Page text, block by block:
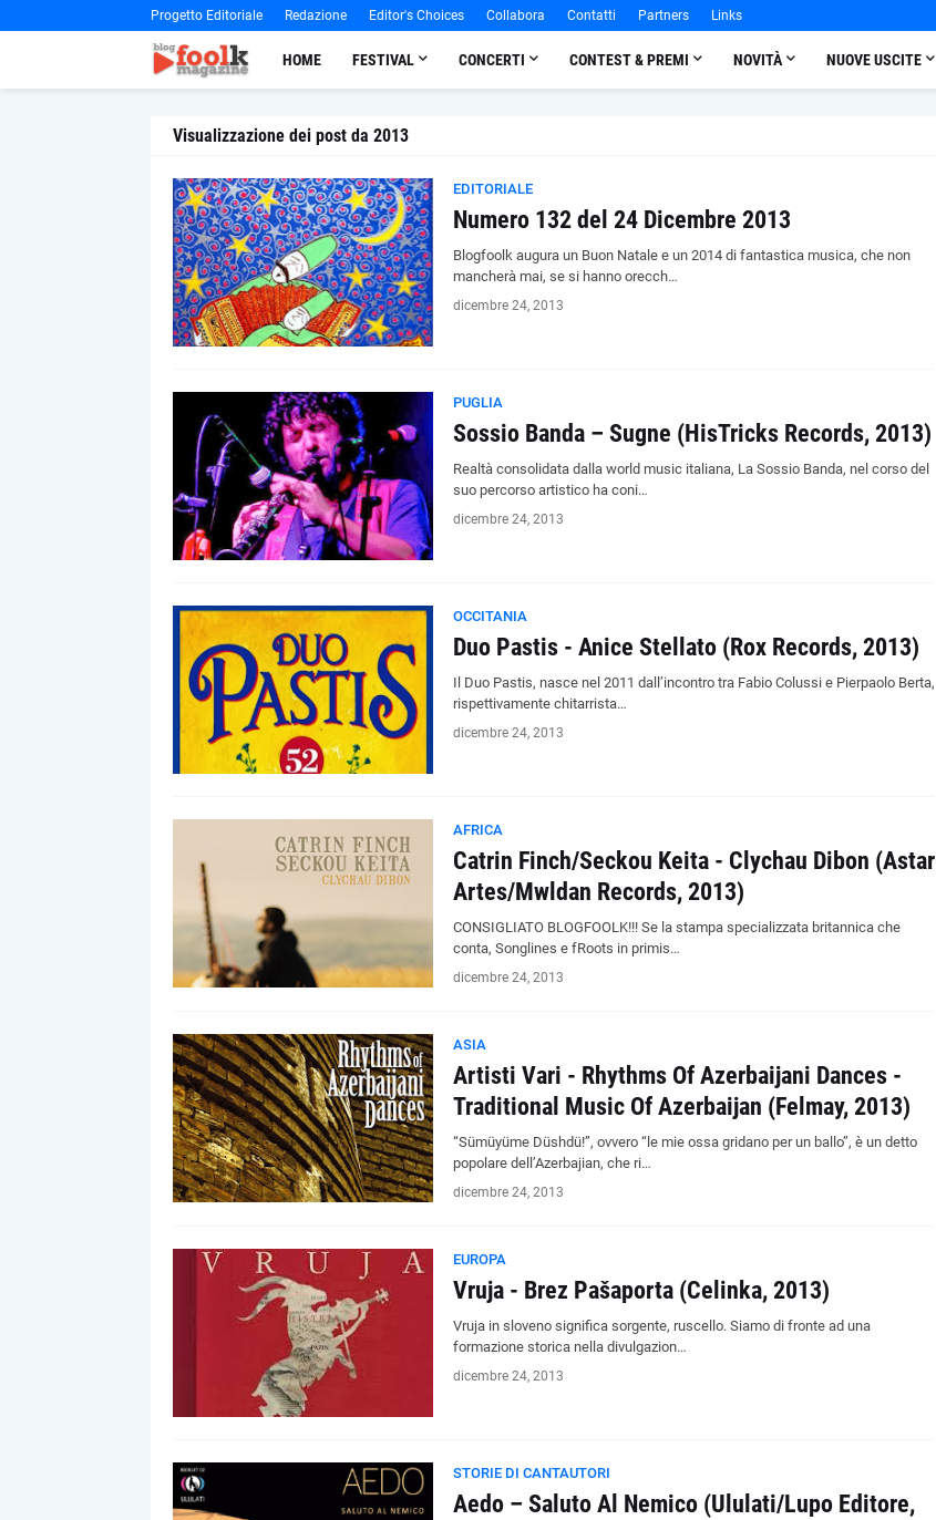
Progetto Editoriale Redazione Editor's Choices Collabora Contatti Partners Links
HOME FESTIVAL CONCERTI CONTEST & PREMI NOVITÀ NUOVE USCITE
Visualizzazione dei post da 2013
EDITORIALE
Numero 132 del 24 Dicembre 2013
Blogfoolk augura un Buon Natale e un 2014 di fantastica musica, che non
mancherà mai, se si hanno orecch…
dicembre 24, 2013
PUGLIA
Sossio Banda – Sugne (HisTricks Records, 2013)
Realtà consolidata dalla world music italiana, La Sossio Banda, nel corso del
suo percorso artistico ha coni…
dicembre 24, 2013
OCCITANIA
Duo Pastis - Anice Stellato (Rox Records, 2013)
Il Duo Pastis, nasce nel 2011 dall’incontro tra Fabio Colussi e Pierpaolo Berta,
rispettivamente chitarrista…
dicembre 24, 2013
AFRICA
Catrin Finch/Seckou Keita - Clychau Dibon (Astar
Artes/Mwldan Records, 2013)
CONSIGLIATO BLOGFOOLK!!! Se la stampa specializzata britannica che
conta, Songlines e fRoots in primis…
dicembre 24, 2013
ASIA
Artisti Vari - Rhythms Of Azerbaijani Dances -
Traditional Music Of Azerbaijan (Felmay, 2013)
“Sümüyüme Düshdü!”, ovvero “le mie ossa gridano per un ballo”, è un detto
popolare dell’Azerbajian, che ri…
dicembre 24, 2013
EUROPA
Vruja - Brez Pašaporta (Celinka, 2013)
Vruja in sloveno significa sorgente, ruscello. Siamo di fronte ad una
formazione storica nella divulgazion…
dicembre 24, 2013
STORIE DI CANTAUTORI
Aedo – Saluto Al Nemico (Ululati/Lupo Editore,